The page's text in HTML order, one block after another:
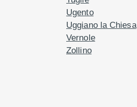
Ugento
Uggiano la Chiesa
Vernole
Zollino